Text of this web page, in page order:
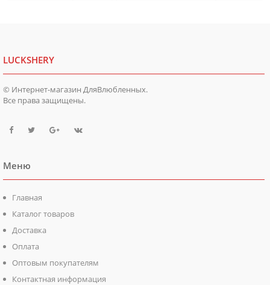
LUCKSHERY
© Интернет-магазин ДляВлюбленных.
Все права защищены.
Меню
Главная
Каталог товаров
Доставка
Оплата
Оптовым покупателям
Контактная информация